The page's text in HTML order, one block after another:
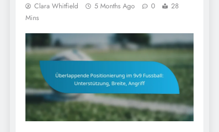
Clara Whitfield 5 Months Ago 0
28
Mins